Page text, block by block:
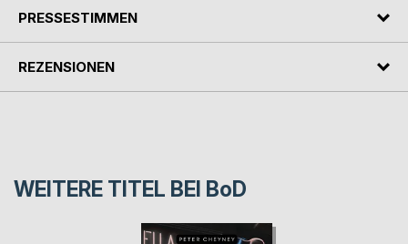
PRESSESTIMMEN
REZENSIONEN
WEITERE TITEL BEI BoD